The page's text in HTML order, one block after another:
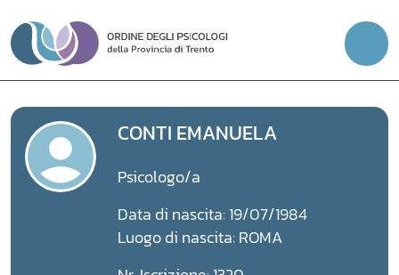
Vai
CONTI EMANUELA
Psicologo/a
Data di nascita: 19/07/1984
Luogo di nascita: ROMA